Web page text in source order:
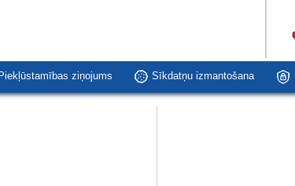
Piekļūstamības ziņojums Sīkdatņu izmantošana